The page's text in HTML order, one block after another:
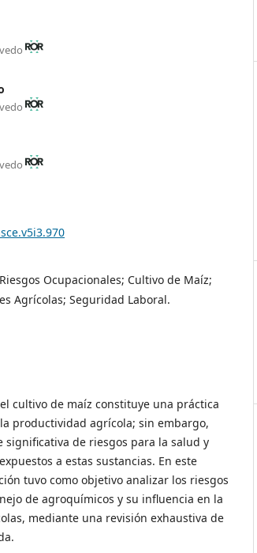
Ocupacionales; Cultivo de Maíz;
Agrícolas; Seguridad Laboral.
cultivo de maíz constituye una práctica
productividad agrícola; sin embargo,
de riesgos para la salud y
a estas sustancias. En este
tuvo como objetivo analizar los riesgos
de agroquímicos y su influencia en la
mediante una revisión exhaustiva de